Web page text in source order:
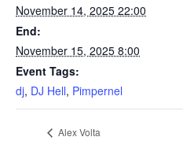
November 14, 2025 22:00
End:
November 15, 2025 8:00
Event Tags:
dj, DJ Hell, Pimpernel
Alex Volta